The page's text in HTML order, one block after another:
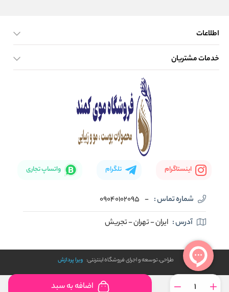
اضافه به سبد
اطلاعات
صفحه اصلی
خدمات مشتریان
اینستاگرام تلگرام واتساپ تجاری
شماره تماس : -
09040102095
آدرس : ایران - تهران - تجریش
طراحی، توسعه و اجرای فروشگاه اینترنتی: ویرا پردازش